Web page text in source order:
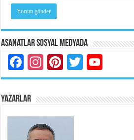
Asanatlar Sosyal Medyada
Facebook
Instagram
Pinterest
Twitter
YAZARLAR